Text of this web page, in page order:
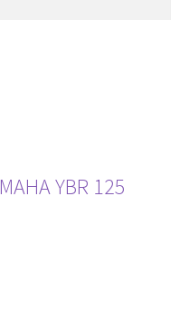
YBR 125